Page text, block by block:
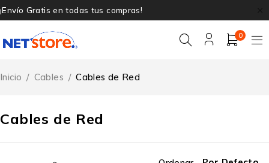
¡Envío Gratis en todas tus compras!
0
Cables de Red
Inicio / Cables / Cables de Red